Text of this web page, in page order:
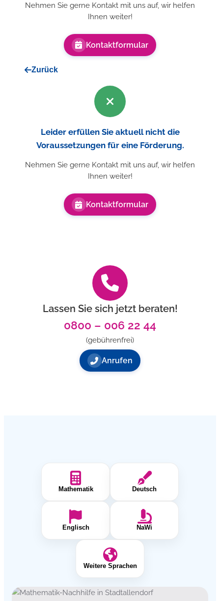
Nehmen Sie gerne Kontakt mit uns auf, wir helfen
Ihnen weiter!
Kontaktformular
Zurück
Leider erfüllen Sie aktuell nicht die
Voraussetzungen für eine Förderung.
Nehmen Sie gerne Kontakt mit uns auf, wir helfen
Ihnen weiter!
Kontaktformular
Lassen Sie sich jetzt beraten!
0800 – 006 22 44
(gebührenfrei)
Anrufen
Mathematik Deutsch
Englisch NaWi
Weitere Sprachen